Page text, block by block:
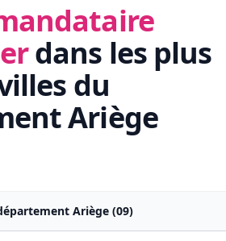
dans les plus
du
Ariège
Ariège (09)